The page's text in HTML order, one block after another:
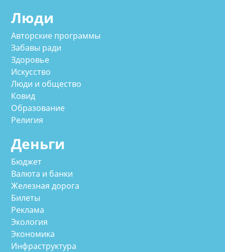
Люди
Авторские программы
Забавы ради
Здоровье
Искусство
Люди и общество
Ковид
Образование
Религия
Деньги
Бюджет
Валюта и банки
Железная дорога
Билеты
Реклама
Экология
Экономика
Инфраструктура